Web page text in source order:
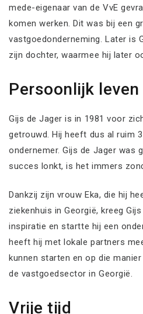
mede-eigenaar van de VvE
komen werken. Dit was bij een
vastgoedonderneming. Later is
zijn dochter, waarmee hij later
Persoonlijk leven
Gijs de Jager is in 1981 voor
getrouwd. Hij heeft dus al ruim
ondernemer. Gijs de Jager was
succes lonkt, is het immers
Dankzij zijn vrouw Eka, die hij
ziekenhuis in Georgië, kreeg
inspiratie en startte hij een
heeft hij met lokale partners
kunnen starten en op die
de vastgoedsector in Georgië.
Vrije tijd